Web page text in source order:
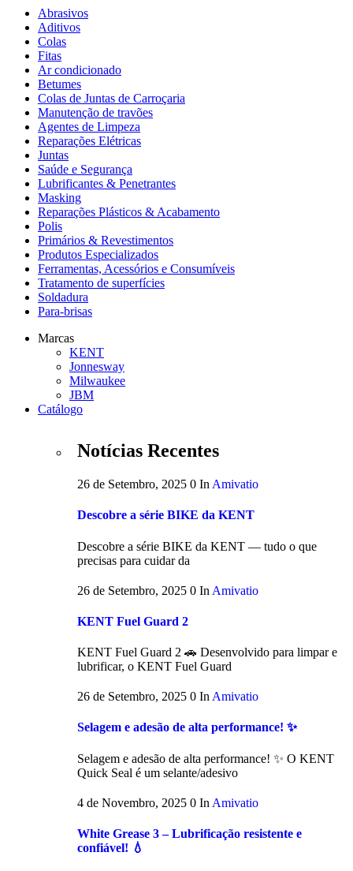
Abrasivos
Aditivos
Colas
Fitas
Ar condicionado
Betumes
Colas de Juntas de Carroçaria
Manutenção de travões
Agentes de Limpeza
Reparações Elétricas
Juntas
Saúde e Segurança
Lubrificantes & Penetrantes
Masking
Reparações Plásticos & Acabamento
Polis
Primários & Revestimentos
Produtos Especializados
Ferramentas, Acessórios e Consumíveis
Tratamento de superfícies
Soldadura
Para-brisas
Marcas
KENT
Jonnesway
Milwaukee
JBM
Catálogo
Notícias Recentes
26 de Setembro, 2025 0 In Amivatio
Descobre a série BIKE da KENT
Descobre a série BIKE da KENT — tudo o que
precisas para cuidar da
26 de Setembro, 2025 0 In Amivatio
KENT Fuel Guard 2
KENT Fuel Guard 2 🚗 Desenvolvido para limpar e
lubrificar, o KENT Fuel Guard
26 de Setembro, 2025 0 In Amivatio
Selagem e adesão de alta performance! ✨
Selagem e adesão de alta performance! ✨ O KENT
Quick Seal é um selante/adesivo
4 de Novembro, 2025 0 In Amivatio
White Grease 3 – Lubrificação resistente e
confiável! 💧